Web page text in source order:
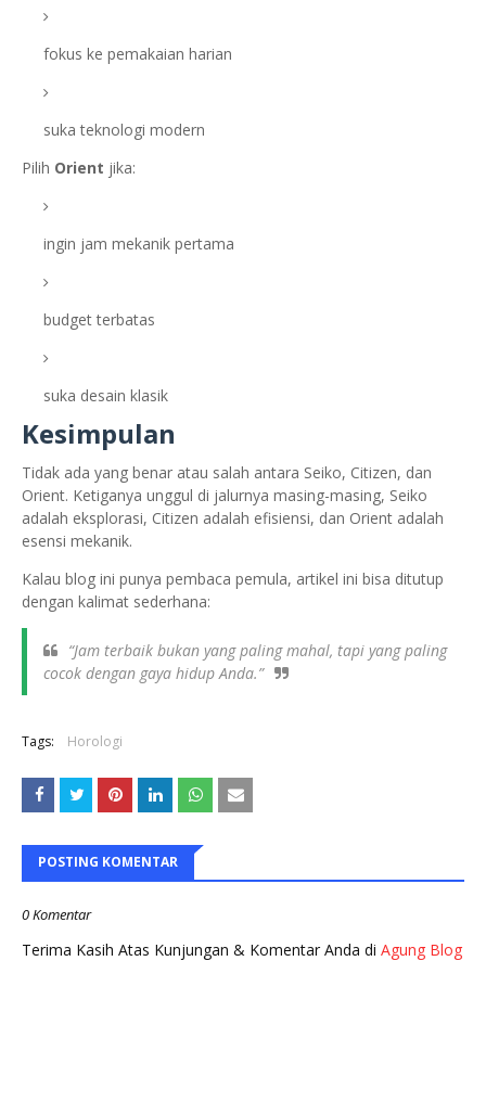
fokus ke pemakaian harian
suka teknologi modern
Pilih Orient jika:
ingin jam mekanik pertama
budget terbatas
suka desain klasik
Kesimpulan
Tidak ada yang benar atau salah antara Seiko, Citizen, dan
Orient. Ketiganya unggul di jalurnya masing-masing, Seiko
adalah eksplorasi, Citizen adalah efisiensi, dan Orient adalah
esensi mekanik.
Kalau blog ini punya pembaca pemula, artikel ini bisa ditutup
dengan kalimat sederhana:
“Jam terbaik bukan yang paling mahal, tapi yang paling
cocok dengan gaya hidup Anda.”
Tags: Horologi
POSTING KOMENTAR
0 Komentar
Terima Kasih Atas Kunjungan & Komentar Anda di Agung Blog